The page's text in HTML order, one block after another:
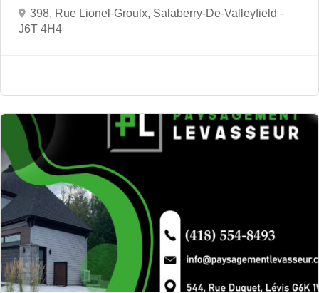
398, Rue Lionel-Groulx, Salaberry-De-Valleyfield -
J6T 4H4